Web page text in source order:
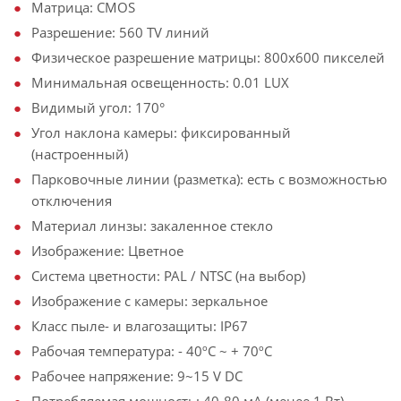
Матрица: CMOS
Разрешение: 560 TV линий
Физическое разрешение матрицы: 800х600 пикселей
Минимальная освещенность: 0.01 LUX
Видимый угол: 170°
Угол наклона камеры: фиксированный
(настроенный)
Парковочные линии (разметка): есть с возможностью
отключения
Материал линзы: закаленное стекло
Изображение: Цветное
Система цветности: PAL / NTSC (на выбор)
Изображение с камеры: зеркальное
Класс пыле- и влагозащиты: IP67
Рабочая температура: - 40ºС ~ + 70ºС
Рабочее напряжение: 9~15 V DC